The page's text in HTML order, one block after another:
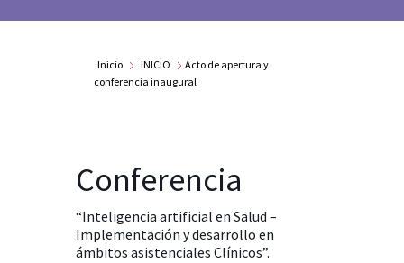
Inicio INICIO
Acto de apertura y
conferencia inaugural
Conferencia
“Inteligencia artificial en Salud –
Implementación y desarrollo en
ámbitos asistenciales Clínicos”.